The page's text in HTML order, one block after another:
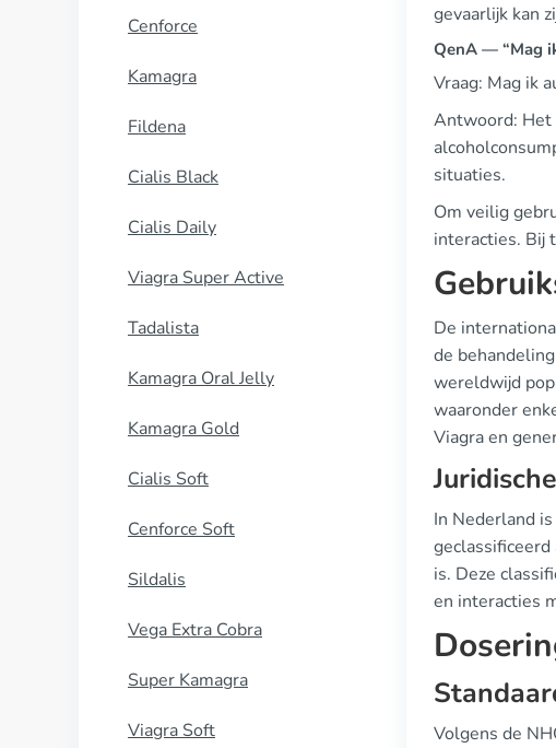
Cenforce
Kamagra
Fildena
Cialis Black
Cialis Daily
Viagra Super Active
Tadalista
Kamagra Oral Jelly
Kamagra Gold
Cialis Soft
Cenforce Soft
Sildalis
Vega Extra Cobra
Super Kamagra
Viagra Soft
gevaarlijk kan
QenA — “Mag
Vraag: Mag ik
Antwoord: Het
situaties.
Om veilig
interacties. Bij
De
de
wereldwijd
waaronder
Viagra en
In Nederland
is. Deze
en interacties
Volgens de